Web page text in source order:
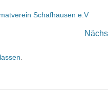
Schafhausen e.V